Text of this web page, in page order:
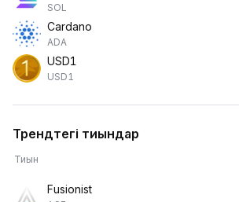
SOL
Cardano
ADA
USD1
USD1
Трендтегі тиындар
Тиын
Fusionist